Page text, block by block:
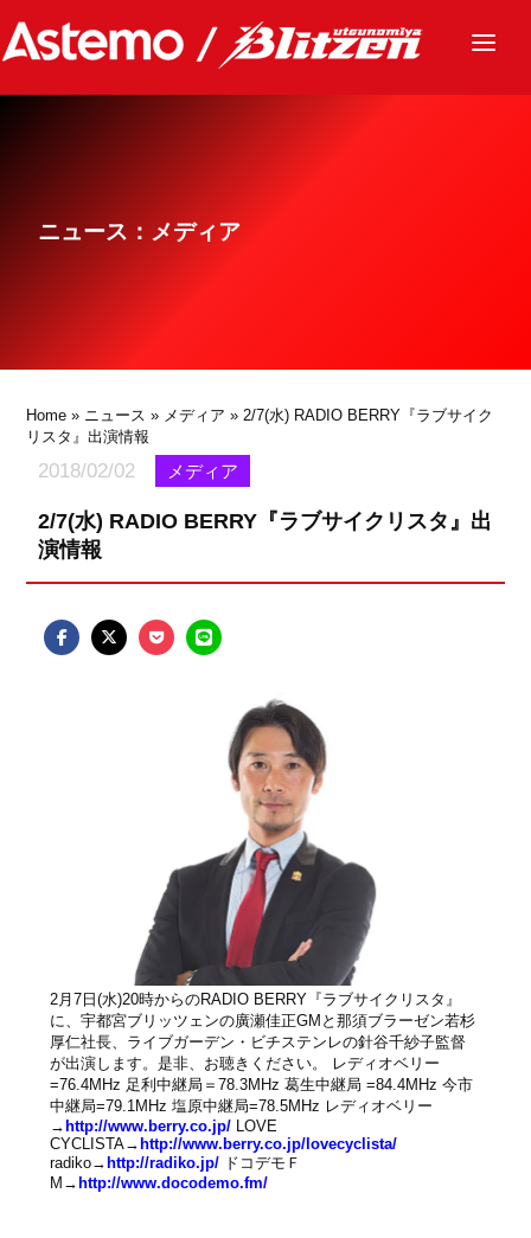
ニュース
グッズ
ニュース：メディア
Home » ニュース » メディア » 2/7(水) RADIO BERRY『ラブサイク
リスタ』出演情報
2018/02/02 メディア
2/7(水) RADIO BERRY『ラブサイクリスタ』出
演情報
2月7日(水)20時からのRADIO BERRY『ラブサイクリスタ』
に、宇都宮ブリッツェンの廣瀬佳正GMと那須ブラーゼン若杉
厚仁社長、ライブガーデン・ビチステンレの針谷千紗子監督
が出演します。是非、お聴きください。 レディオベリー
=76.4MHz 足利中継局＝78.3MHz 葛生中継局 =84.4MHz 今市
中継局=79.1MHz 塩原中継局=78.5MHz レディオベリー
→ http://www.berry.co.jp/ LOVE
CYCLISTA→ http://www.berry.co.jp/lovecyclista/
radiko→ http://radiko.jp/ ドコデモＦ
M→ http://www.docodemo.fm/